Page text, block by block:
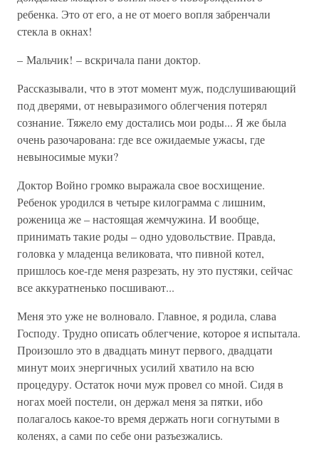
ребенка. Это от его, а не от моего вопля забренчали
стекла в окнах!
– Мальчик! – вскричала пани доктор.
Рассказывали, что в этот момент муж, подслушивающий
под дверями, от невыразимого облегчения потерял
сознание. Тяжело ему достались мои роды... Я же была
очень разочарована: где все ожидаемые ужасы, где
невыносимые муки?
Доктор Войно громко выражала свое восхищение.
Ребенок уродился в четыре килограмма с лишним,
роженица же – настоящая жемчужина. И вообще,
принимать такие роды – одно удовольствие. Правда,
головка у младенца великовата, что пивной котел,
пришлось кое-где меня разрезать, ну это пустяки, сейчас
все аккуратненько посшивают...
Меня это уже не волновало. Главное, я родила, слава
Господу. Трудно описать облегчение, которое я испытала.
Произошло это в двадцать минут первого, двадцати
минут моих энергичных усилий хватило на всю
процедуру. Остаток ночи муж провел со мной. Сидя в
ногах моей постели, он держал меня за пятки, ибо
полагалось какое-то время держать ноги согнутыми в
коленях, а сами по себе они разъезжались.